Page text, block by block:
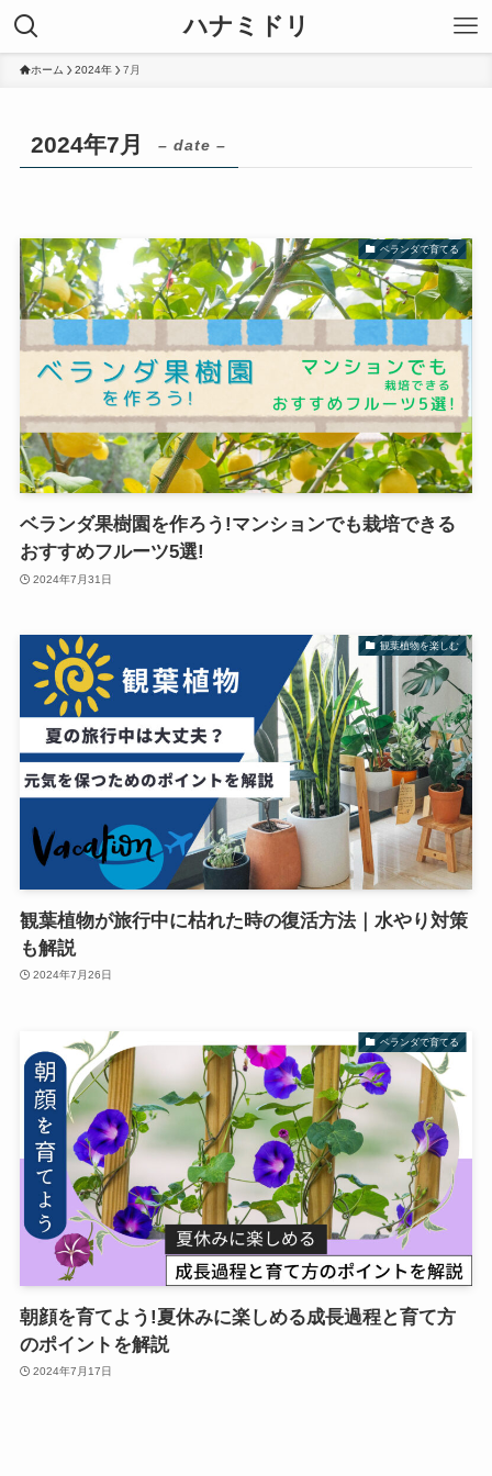
ハナミドリ
ホーム 2024年 7月
2024年7月 – date –
ベランダで育てる
ベランダ果樹園を作ろう!マンションでも栽培できる
おすすめフルーツ5選!
2024年7月31日
観葉植物を楽しむ
観葉植物が旅行中に枯れた時の復活方法｜水やり対策
も解説
2024年7月26日
ベランダで育てる
朝顔を育てよう!夏休みに楽しめる成長過程と育て方
のポイントを解説
2024年7月17日